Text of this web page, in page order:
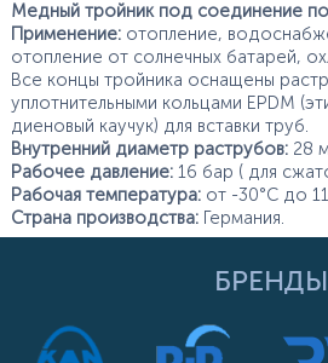
Медный тройник под соединение по
Применение: отопление,
отопление от солнечных батарей,
Все концы тройника оснащены
уплотнительными кольцами EPDM
диеновый каучук) для вставки труб.
Внутренний диаметр раструбов:28
Рабочее давление: 16 бар ( для
Рабочая температура: от -30°С до
Страна производства: Германия.
БРЕНДЫ